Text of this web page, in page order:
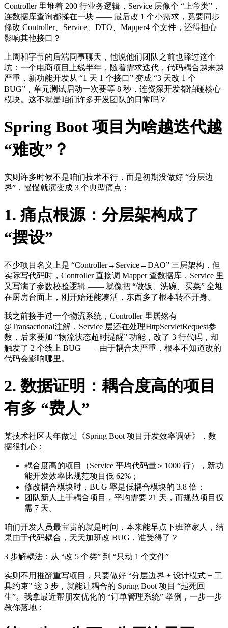
Controller 里堆着 200 行业务逻辑，Service 层像个 “上帝类”，
连数据库查询都揉在一块 —— 最后改 1 个小需求，竟要同步
修改 Controller、Service、DTO、Mapper4 个文件，还得担心
影响其他接口？
上周和字节的后端同事聊天，他说他们团队之前也踩过这个
坑：一个电商项目上线半年，随着需求迭代，代码耦合越来越
严重，新功能开发从 “1 天 1 个接口” 变成 “3 天改 1 个
BUG”，单元测试启动一次要等 8 秒，连资深开发都怕碰核心
模块。这不就是咱们许多开发团队的日常吗？
Spring Boot 项目为啥越迭代越
“难改”？
实则许多时候不是咱们技术不行，而是初期没做好 “分层边
界”，慢慢就演变成 3 个典型痛点：
1. 痛点根源：分层架构成了
“摆设”
不少项目名义上是 “Controller→Service→DAO” 三层架构，但
实际写代码时，Controller 直接调 Mapper 查数据库，Service 里
又写满了参数校验逻辑 —— 就像把 “做饭、洗碗、买菜” 全堆
在厨房台面上，刚开始还能凑活，东西多了根本转不开身。
我之前接手过一个物流系统，Controller 里居然有
@Transactional注解，Service 层还在处理HttpServletRequest参
数，后来要加 “物流状态超时提醒” 功能，改了 3 行代码，却
触发了 2 个线上 BUG—— 由于耦合太严重，根本不知道改的
代码会影响哪里。
2. 数据证明：耦合度高的项目
有多 “费人”
某技术社区去年做过《Spring Boot 项目开发效率调研》，数
据很扎心：
耦合度高的项目（Service 平均代码量＞1000 行），新功
能开发效率比规范项目低 62%；
修改耦合模块时，BUG 率是低耦合模块的 3.8 倍；
团队新人上手耦合项目，平均需要 21 天，而规范项目仅
需 7 天。
咱们开发人员最宝贵的就是时间，本来能早点下班陪家人，结
果由于代码耦合，天天加班改 BUG，谁受得了？
3 步解耦法：从 “改 5 个类” 到 “只动 1 个文件”
实则不用推翻重写项目，只要做好 “分层边界 + 设计模式 + 工
具约束” 这 3 步，就能让耦合的 Spring Boot 项目 “起死回
生”。我拿最近帮朋友优化的 “订单管理系统” 举例，一步一步
教你落地：